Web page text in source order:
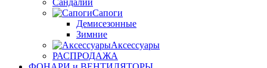
Сандалии
Сапоги
Демисезонные
Зимние
Аксессуары
РАСПРОДАЖА